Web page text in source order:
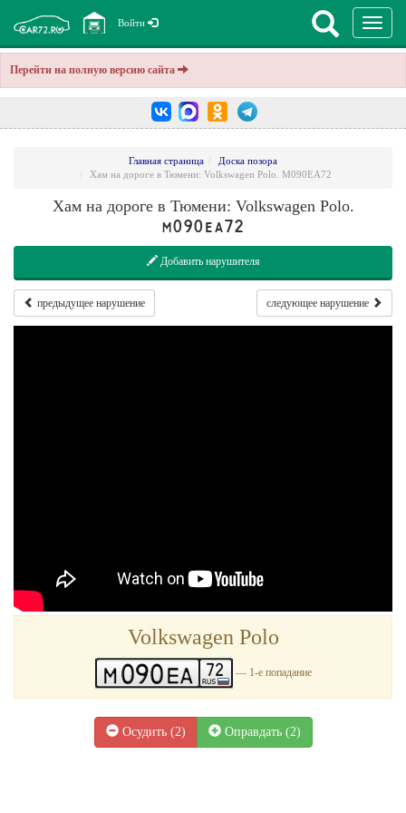
Перейти на полную версию сайта
Войти
Главная страница
Доска позора
Хам на дороге в Тюмени: Volkswagen Polo. M090EA72
Хам на дороге в Тюмени: Volkswagen Polo.
M090EA72
Добавить нарушителя
предыдущее нарушение следующее нарушение
Volkswagen Polo
— 1-е попадание
Осудить (2) Оправдать (2)